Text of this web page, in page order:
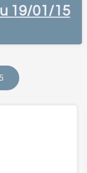
19/01/15